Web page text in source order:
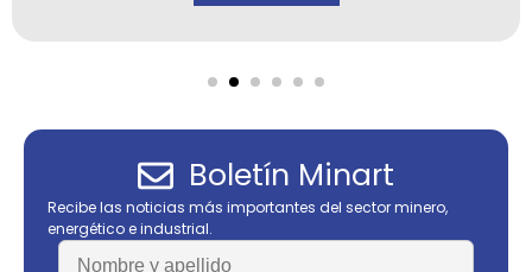
Boletín Minart
Recibe las noticias más importantes del sector minero,
energético e industrial.